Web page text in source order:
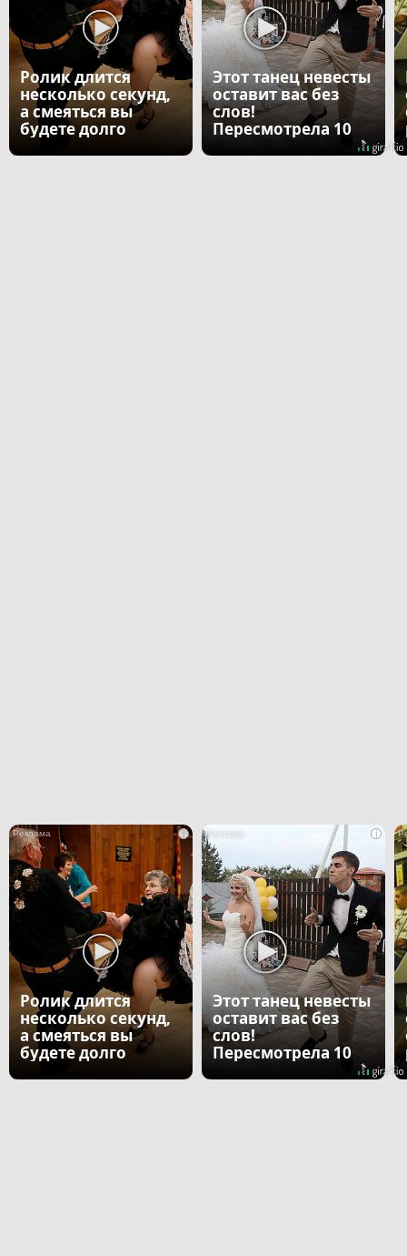
Ролик длится
несколько секунд,
а смеяться вы
будете долго
Этот танец невесты
оставит вас без
слов!
Пересмотрела 10
i
Ролик длится
несколько секунд,
а смеяться вы
будете долго
i
Этот танец невесты
оставит вас без
слов!
Пересмотрела 10